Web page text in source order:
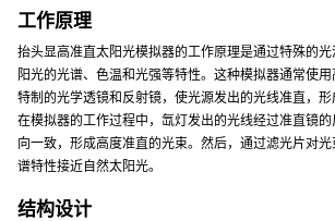
工作原理
抬头显高准直太阳光模拟器的工作原理是通过特殊的
阳光的光谱、色温和光强等特性。这种模拟器通常使
特制的光学透镜和反射镜，使光源发出的光线准直，形
在模拟器的工作过程中，氙灯发出的光线经过准直镜
向一致，形成高度准直的光束。然后，通过滤光片对
谱特性接近自然太阳光。
结构设计